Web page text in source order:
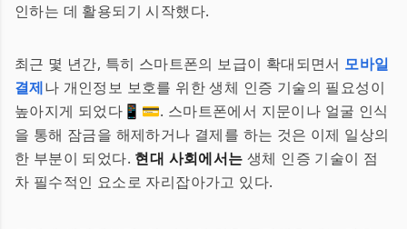
인하는 데 활용되기 시작했다.
최근 몇 년간, 특히 스마트폰의 보급이 확대되면서 모바일
결제나 개인정보 보호를 위한 생체 인증 기술의 필요성이
높아지게 되었다📱💳. 스마트폰에서 지문이나 얼굴 인식
을 통해 잠금을 해제하거나 결제를 하는 것은 이제 일상의
한 부분이 되었다. 현대 사회에서는 생체 인증 기술이 점
차 필수적인 요소로 자리잡아가고 있다.